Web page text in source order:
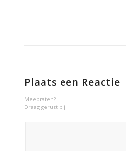
Plaats een Reactie
Meepraten?
Draag gerust bij!